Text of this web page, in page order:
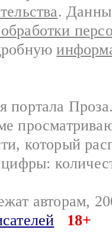
.
портала
который
авторам,
18+